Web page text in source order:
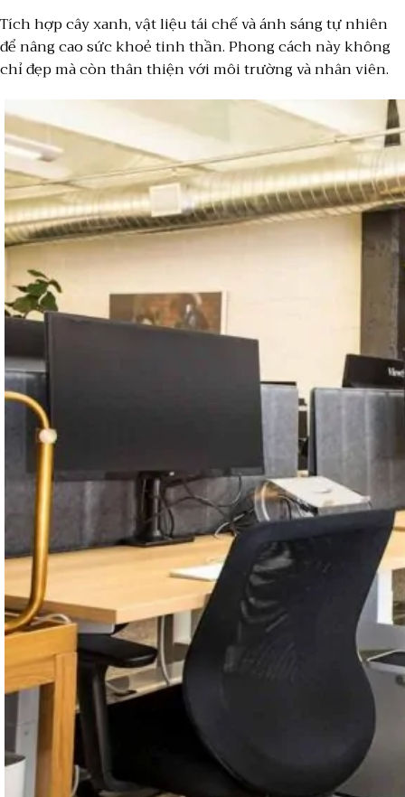
Tích hợp cây xanh, vật liệu tái chế và ánh sáng tự nhiên
để nâng cao sức khoẻ tinh thần. Phong cách này không
chỉ đẹp mà còn thân thiện với môi trường và nhân viên.